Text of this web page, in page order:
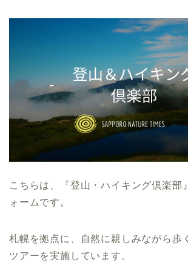
こちらは、『登山・ハイキング倶楽部
ォームです。
札幌を拠点に、自然に親しみながら歩
ツアーを実施しています。